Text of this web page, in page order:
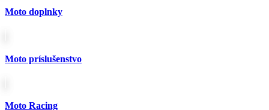
Moto doplnky
Moto príslušenstvo
Moto Racing